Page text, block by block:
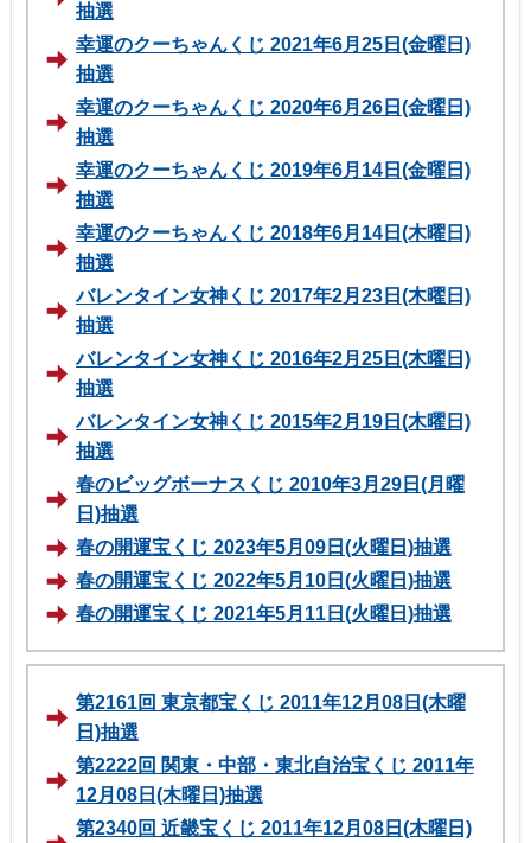
抽選
幸運のクーちゃんくじ 2021年6月25日(金曜日)
抽選
幸運のクーちゃんくじ 2020年6月26日(金曜日)
抽選
幸運のクーちゃんくじ 2019年6月14日(金曜日)
抽選
幸運のクーちゃんくじ 2018年6月14日(木曜日)
抽選
バレンタイン女神くじ 2017年2月23日(木曜日)
抽選
バレンタイン女神くじ 2016年2月25日(木曜日)
抽選
バレンタイン女神くじ 2015年2月19日(木曜日)
抽選
春のビッグボーナスくじ 2010年3月29日(月曜
日)抽選
春の開運宝くじ 2023年5月09日(火曜日)抽選
春の開運宝くじ 2022年5月10日(火曜日)抽選
春の開運宝くじ 2021年5月11日(火曜日)抽選
第2161回 東京都宝くじ 2011年12月08日(木曜
日)抽選
第2222回 関東・中部・東北自治宝くじ 2011年
12月08日(木曜日)抽選
第2340回 近畿宝くじ 2011年12月08日(木曜日)